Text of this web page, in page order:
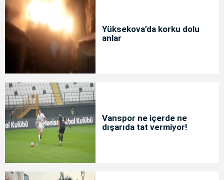
Yüksekova’da korku dolu
anlar
Vanspor ne içerde ne
dışarıda tat vermiyor!